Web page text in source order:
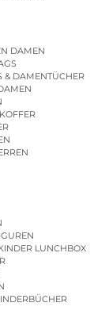
DAMEN
& DAMENTÜCHER
LUNCHBOX